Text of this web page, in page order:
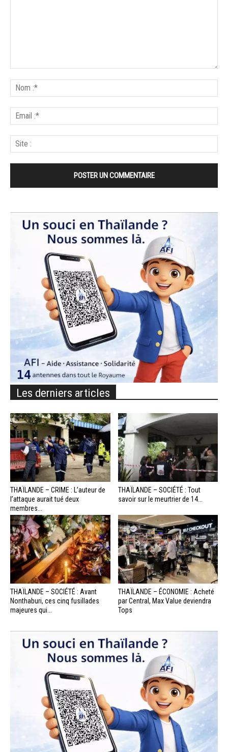
Les derniers articles
THAÏLANDE – CRIME : L’auteur de
l’attaque aurait tué deux
membres...
THAÏLANDE – SOCIÉTÉ : Tout
savoir sur le meurtrier de 14...
THAÏLANDE – SOCIÉTÉ : Avant
Nonthaburi, ces cinq fusillades
majeures qui...
THAÏLANDE – ÉCONOMIE : Acheté
par Central, Max Value deviendra
Tops